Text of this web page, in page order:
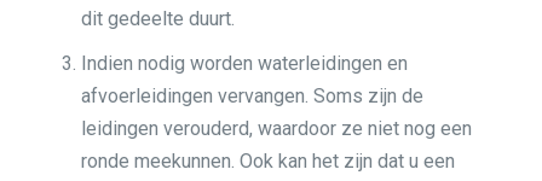
dit gedeelte duurt.
Indien nodig worden waterleidingen en
afvoerleidingen vervangen. Soms zijn de
leidingen verouderd, waardoor ze niet nog een
ronde meekunnen. Ook kan het zijn dat u een